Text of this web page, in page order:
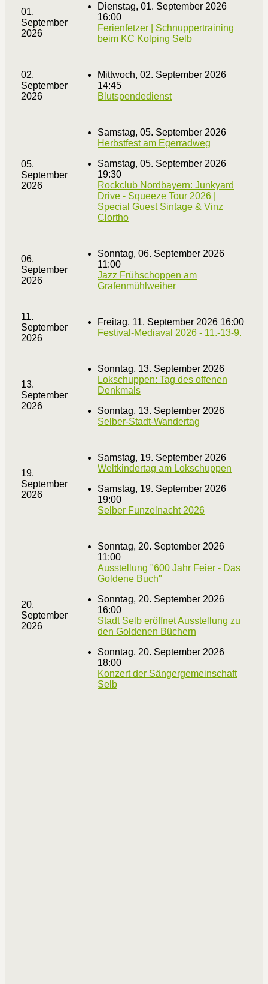
01.
September
2026
Dienstag, 01. September 2026
16:00
Ferienfetzer | Schnuppertraining
beim KC Kolping Selb
02.
September
2026
Mittwoch, 02. September 2026
14:45
Blutspendedienst
05.
September
2026
Samstag, 05. September 2026
Herbstfest am Egerradweg
Samstag, 05. September 2026
19:30
Rockclub Nordbayern: Junkyard
Drive - Squeeze Tour 2026 |
Special Guest Sintage & Vinz
Clortho
06.
September
2026
Sonntag, 06. September 2026
11:00
Jazz Frühschoppen am
Grafenmühlweiher
11.
September
2026
Freitag, 11. September 2026 16:00
Festival-Mediaval 2026 - 11.-13-9.
13.
September
2026
Sonntag, 13. September 2026
Lokschuppen: Tag des offenen
Denkmals
Sonntag, 13. September 2026
Selber-Stadt-Wandertag
19.
September
2026
Samstag, 19. September 2026
Weltkindertag am Lokschuppen
Samstag, 19. September 2026
19:00
Selber Funzelnacht 2026
20.
September
2026
Sonntag, 20. September 2026
11:00
Ausstellung "600 Jahr Feier - Das
Goldene Buch"
Sonntag, 20. September 2026
16:00
Stadt Selb eröffnet Ausstellung zu
den Goldenen Büchern
Sonntag, 20. September 2026
18:00
Konzert der Sängergemeinschaft
Selb